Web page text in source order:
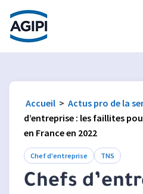
Accès au menu
Accès au contenu principal
Accueil > Actus pro de la
d’entreprise : les faillites
en France en 2022
Chef d'entreprise TNS
Chefs